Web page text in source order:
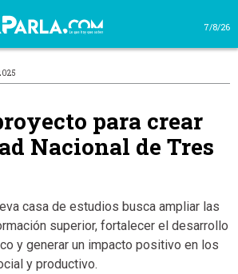
7/8/26
para crear
Nacional de Tres
casa de estudios busca ampliar las
superior, fortalecer el desarrollo
y generar un impacto positivo en los
y productivo.